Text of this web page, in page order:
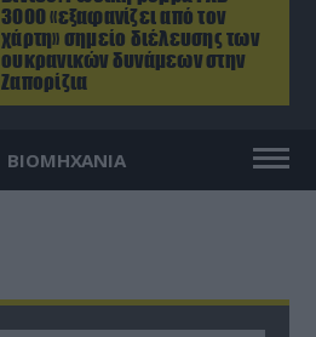
3000 «εξαφανίζει από τον
χάρτη» σημείο διέλευσης των
ουκρανικών δυνάμεων στην
Ζαπορίζια
ΒΙΟΜΗΧΑΝΙΑ